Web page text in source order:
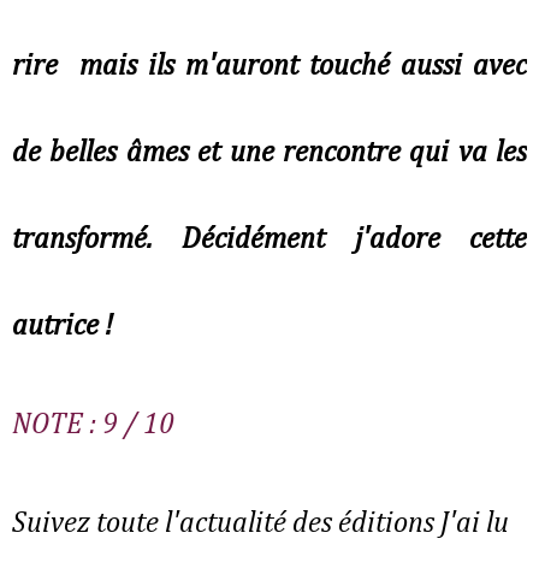
rire mais ils m'auront touché aussi avec
de belles âmes et une rencontre qui va les
transformé. Décidément j'adore cette
autrice !
NOTE : 9 / 10
Suivez toute l'actualité des éditions J'ai lu